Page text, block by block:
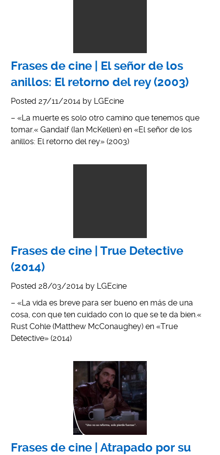
Frases de cine | El señor de los
anillos: El retorno del rey (2003)
Posted 27/11/2014 by LGEcine
– «La muerte es solo otro camino que tenemos que
tomar.« Gandalf (Ian McKellen) en «El señor de los
anillos: El retorno del rey» (2003)
Frases de cine | True Detective
(2014)
Posted 28/03/2014 by LGEcine
– «La vida es breve para ser bueno en más de una
cosa, con que ten cuidado con lo que se te da bien.«
Rust Cohle (Matthew McConaughey) en «True
Detective» (2014)
Frases de cine | Atrapado por su